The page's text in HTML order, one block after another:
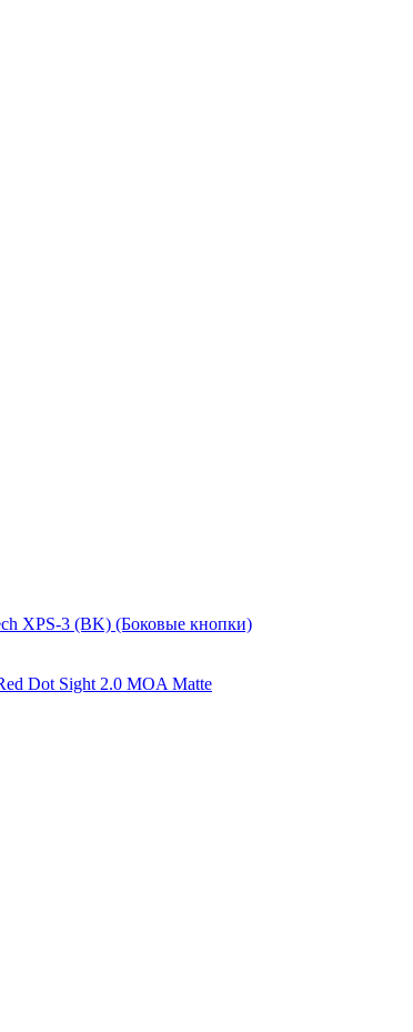
XPS-3 (BK) (Боковые кнопки)
Dot Sight 2.0 MOA Matte